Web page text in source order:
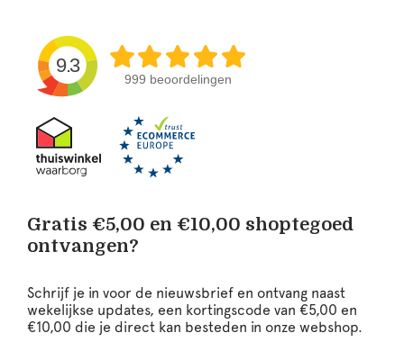
9.3
999 beoordelingen
Gratis €5,00 en €10,00 shoptegoed
ontvangen?
Schrijf je in voor de nieuwsbrief en ontvang naast
wekelijkse updates, een kortingscode van €5,00 en
€10,00 die je direct kan besteden in onze webshop.